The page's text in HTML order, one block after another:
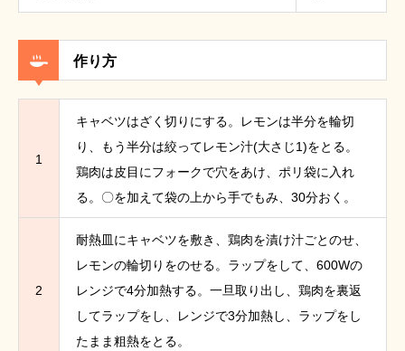
作り方
1
キャベツはざく切りにする。レモンは半分を輪切
り、もう半分は絞ってレモン汁(大さじ1)をとる。
鶏肉は皮目にフォークで穴をあけ、ポリ袋に入れ
る。〇を加えて袋の上から手でもみ、30分おく。
2
耐熱皿にキャベツを敷き、鶏肉を漬け汁ごとのせ、
レモンの輪切りをのせる。ラップをして、600Wの
レンジで4分加熱する。一旦取り出し、鶏肉を裏返
してラップをし、レンジで3分加熱し、ラップをし
たまま粗熱をとる。